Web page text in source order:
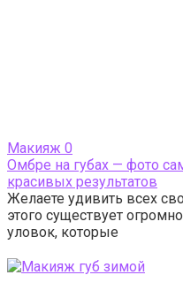
Макияж 0
Омбре на губах — фото
красивых результатов
Желаете удивить всех
этого существует
уловок, которые